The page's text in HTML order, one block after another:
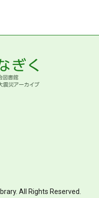
All Rights Reserved.